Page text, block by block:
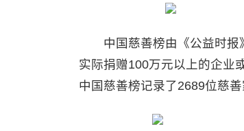
中国慈善榜由《公益时报
实际捐赠100万元以上的企业
中国慈善榜记录了2689位慈